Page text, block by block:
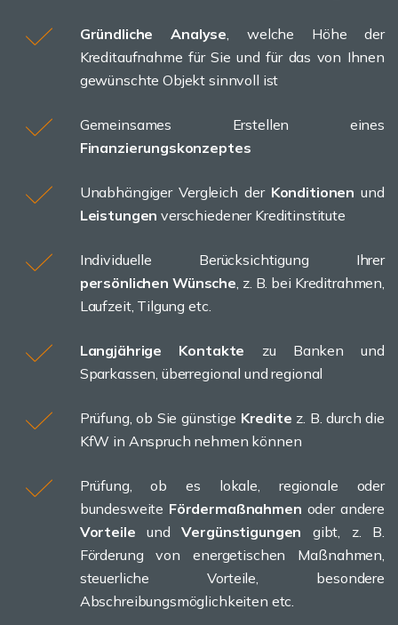
Gründliche Analyse, welche Höhe der
Kreditaufnahme für Sie und für das von Ihnen
gewünschte Objekt sinnvoll ist
Gemeinsames Erstellen eines
Finanzierungskonzeptes
Unabhängiger Vergleich der Konditionenund
Leistungen verschiedener Kreditinstitute
Individuelle Berücksichtigung Ihrer
persönlichen Wünsche, z. B. bei Kreditrahmen,
Laufzeit, Tilgung etc.
Langjährige Kontakte zu Banken und
Sparkassen, überregional und regional
Prüfung, ob Sie günstige Kredite z. B. durch die
KfW in Anspruch nehmen können
Prüfung, ob es lokale, regionale oder
bundesweite Fördermaßnahmen oder andere
VorteileundVergünstigungen gibt, z. B.
Förderung von energetischen Maßnahmen,
steuerliche Vorteile, besondere
Abschreibungsmöglichkeiten etc.